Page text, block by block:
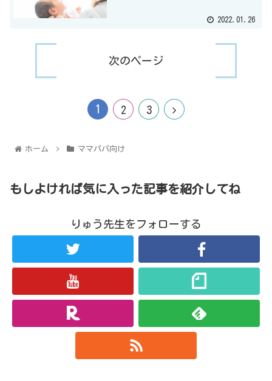
2022.01.26
次のページ
1 2 3
ホーム ママパパ向け
もしよければ気に入った記事を紹介してね
りゅう先生をフォローする